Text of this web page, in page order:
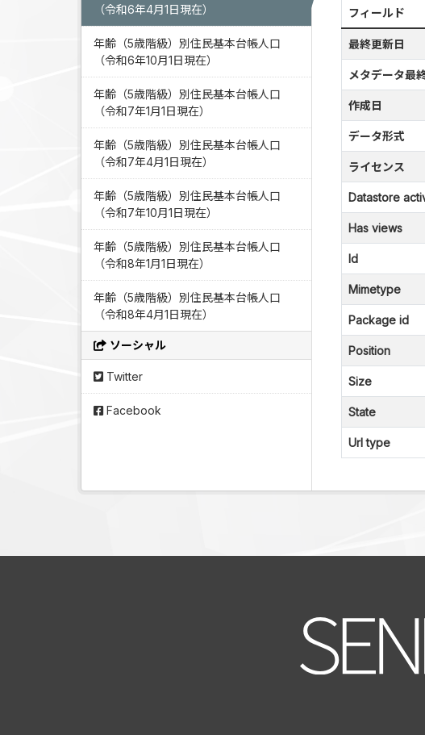
（令和6年4月1日現在）
年齢（5歳階級）別住民基本台帳人口
（令和6年10月1日現在）
年齢（5歳階級）別住民基本台帳人口
（令和7年1月1日現在）
年齢（5歳階級）別住民基本台帳人口
（令和7年4月1日現在）
年齢（5歳階級）別住民基本台帳人口
（令和7年10月1日現在）
年齢（5歳階級）別住民基本台帳人口
（令和8年1月1日現在）
年齢（5歳階級）別住民基本台帳人口
（令和8年4月1日現在）
ソーシャル
Twitter
Facebook
フィールド
最終更新日
メタデータ最
作成日
データ形式
ライセンス
Datastore
Has views
Id
Mimetype
Package id
Position
Size
State
Url type